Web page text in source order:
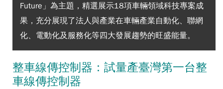
Future」為主題，精選展示18項車輛領域科技專案成
果，充分展現了法人與產業在車輛產業自動化、聯網
化、電動化及服務化等四大發展趨勢的旺盛能量。
整車線傳控制器：試量產臺灣第一台整
車線傳控制器